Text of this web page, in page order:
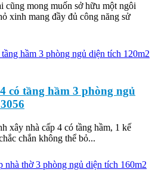
mong muốn sở hữu một ngôi
xinh mang đầy đủ công năng sử
có tầng hầm 3 phòng ngủ
xây nhà cấp 4 có tầng hầm, 1 kế
chắn không thể bỏ...